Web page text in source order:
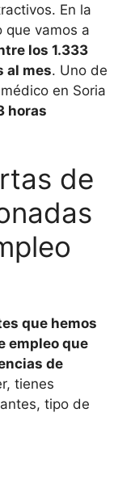
En la
que vamos a
los 1.333
al mes. Uno de
en Soria
horas
de
que hemos
empleo que
de
tienes
tipo de